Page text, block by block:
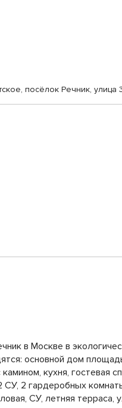
посёлок Речник, улица
в Москве в
основной дом
кухня, гостевая
2 гардеробных
СУ, летняя терраса,